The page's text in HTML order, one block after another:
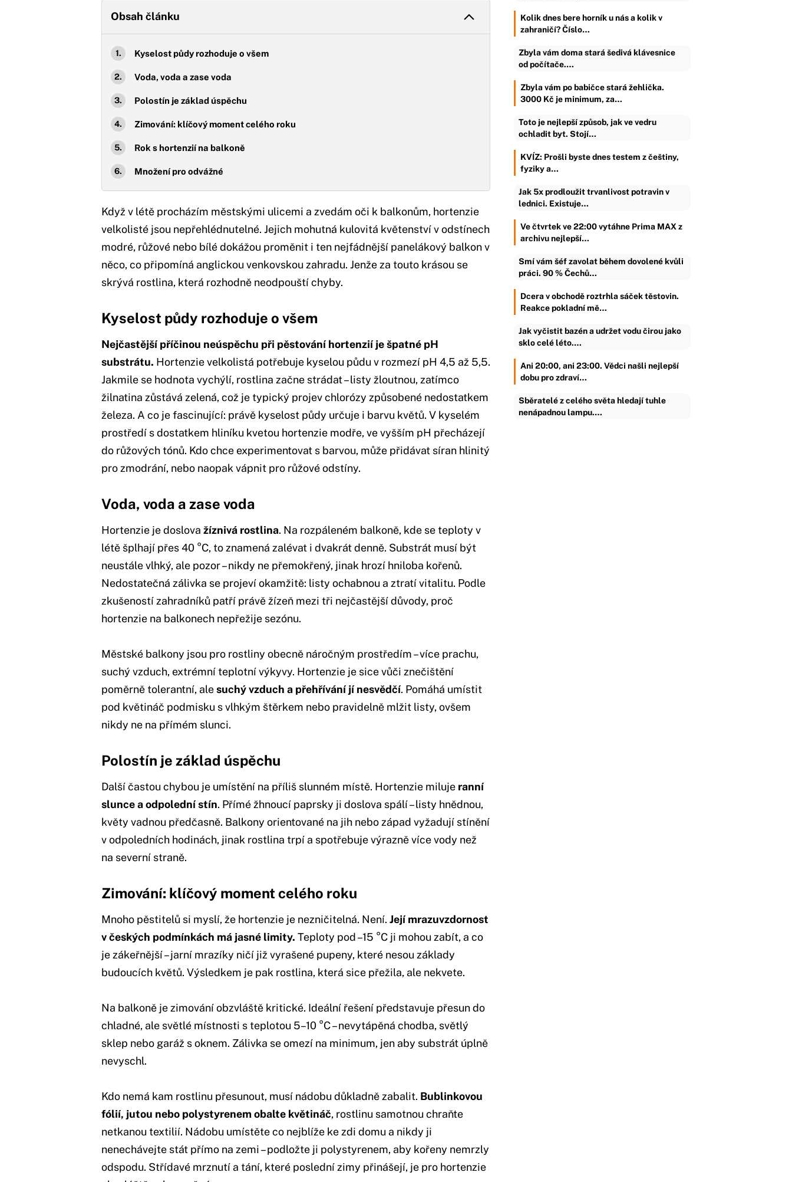
Obsah článku
Kyselost půdy rozhoduje o všem
Voda, voda a zase voda
Polostín je základ úspěchu
Zimování: klíčový moment celého roku
Rok s hortenzií na balkoně
Množení pro odvážné
Když v létě procházím městskými ulicemi a zvedám oči k balkonům, hortenzie
velkolisté jsou nepřehlédnutelné. Jejich mohutná kulovitá květenství v odstínech
modré, růžové nebo bílé dokážou proměnit i ten nejfádnější panelákový balkon v
něco, co připomíná anglickou venkovskou zahradu. Jenže za touto krásou se
skrývá rostlina, která rozhodně neodpouští chyby.
Kyselost půdy rozhoduje o všem
Nejčastější příčinou neúspěchu při pěstování hortenzií je špatné pH
substrátu. Hortenzie velkolistá potřebuje kyselou půdu v rozmezí pH 4,5 až 5,5.
Jakmile se hodnota vychýlí, rostlina začne strádat – listy žloutnou, zatímco
žilnatina zůstává zelená, což je typický projev chlorózy způsobené nedostatkem
železa. A co je fascinující: právě kyselost půdy určuje i barvu květů. V kyselém
prostředí s dostatkem hliníku kvetou hortenzie modře, ve vyšším pH přecházejí
do růžových tónů. Kdo chce experimentovat s barvou, může přidávat síran hlinitý
pro zmodrání, nebo naopak vápnit pro růžové odstíny.
Voda, voda a zase voda
Hortenzie je doslova žíznivá rostlina. Na rozpáleném balkoně, kde se teploty v
létě šplhají přes 40 °C, to znamená zalévat i dvakrát denně. Substrát musí být
neustále vlhký, ale pozor – nikdy ne přemokřený, jinak hrozí hniloba kořenů.
Nedostatečná zálivka se projeví okamžitě: listy ochabnou a ztratí vitalitu. Podle
zkušeností zahradníků patří právě žízeň mezi tři nejčastější důvody, proč
hortenzie na balkonech nepřežije sezónu.
Městské balkony jsou pro rostliny obecně náročným prostředím – více prachu,
suchý vzduch, extrémní teplotní výkyvy. Hortenzie je sice vůči znečištění
poměrně tolerantní, alesuchý vzduch a přehřívání jí nesvědčí. Pomáhá umístit
pod květináč podmisku s vlhkým štěrkem nebo pravidelně mlžit listy, ovšem
nikdy ne na přímém slunci.
Polostín je základ úspěchu
Další častou chybou je umístění na příliš slunném místě. Hortenzie miluje ranní
slunce a odpolední stín. Přímé žhnoucí paprsky ji doslova spálí – listy hnědnou,
květy vadnou předčasně. Balkony orientované na jih nebo západ vyžadují stínění
v odpoledních hodinách, jinak rostlina trpí a spotřebuje výrazně více vody než
na severní straně.
Zimování: klíčový moment celého roku
Mnoho pěstitelů si myslí, že hortenzie je nezničitelná. Není. Její mrazuvzdornost
v českých podmínkách má jasné limity. Teploty pod –15 °C ji mohou zabít, a co
je zákeřnější – jarní mrazíky ničí již vyrašené pupeny, které nesou základy
budoucích květů. Výsledkem je pak rostlina, která sice přežila, ale nekvete.
Na balkoně je zimování obzvláště kritické. Ideální řešení představuje přesun do
chladné, ale světlé místnosti s teplotou 5–10 °C – nevytápěná chodba, světlý
sklep nebo garáž s oknem. Zálivka se omezí na minimum, jen aby substrát úplně
nevyschl.
Kdo nemá kam rostlinu přesunout, musí nádobu důkladně zabalit. Bublinkovou
fólií, jutou nebo polystyrenem obalte květináč, rostlinu samotnou chraňte
netkanou textilií. Nádobu umístěte co nejblíže ke zdi domu a nikdy ji
nenechávejte stát přímo na zemi – podložte ji polystyrenem, aby kořeny nemrzly
odspodu. Střídavé mrznutí a tání, které poslední zimy přinášejí, je pro hortenzie
Kolik dnes bere horník u nás a kolik v
zahraničí? Číslo…
Zbyla vám doma stará šedivá klávesnice
od počítače.…
Zbyla vám po babičce stará žehlička.
3000 Kč je minimum, za…
Toto je nejlepší způsob, jak ve vedru
ochladit byt. Stojí…
KVÍZ: Prošli byste dnes testem z češtiny,
fyziky a…
Jak 5x prodloužit trvanlivost potravin v
lednici. Existuje…
Ve čtvrtek ve 22:00 vytáhne Prima MAX z
archivu nejlepší…
Smí vám šéf zavolat během dovolené kvůli
práci. 90 % Čechů…
Dcera v obchodě roztrhla sáček těstovin.
Reakce pokladní mě…
Jak vyčistit bazén a udržet vodu čirou jako
sklo celé léto.…
Ani 20:00, ani 23:00. Vědci našli nejlepší
dobu pro zdraví…
Sběratelé z celého světa hledají tuhle
nenápadnou lampu.…